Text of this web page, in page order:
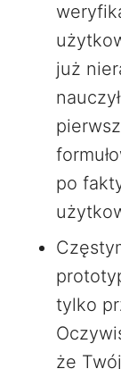
już
po
tylko
że